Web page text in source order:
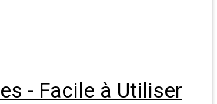
- Facile à Utiliser